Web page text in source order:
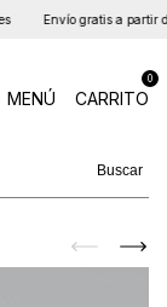
Envío gratis a partir
MENÚ CARRITO
0
Buscar